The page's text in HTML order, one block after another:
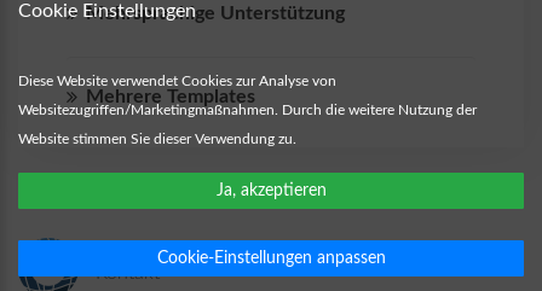
Mehrsprachige Unterstützung
Mehrere Templates
Cookie Einstellungen
Diese Website verwendet Cookies zur Analyse von
Websitezugriffen/Marketingmaßnahmen. Durch die weitere Nutzung der
Website stimmen Sie dieser Verwendung zu.
Ja, akzeptieren
Cookie-Einstellungen anpassen
Kontakt